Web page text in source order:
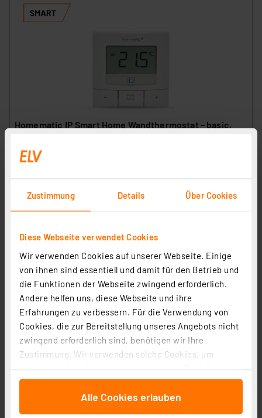
Zustimmung Details Über Cookies
Diese Webseite verwendet Cookies
Wir verwenden Cookies auf unserer Webseite. Einige
von ihnen sind essentiell und damit für den Betrieb und
die Funktionen der Webseite zwingend erforderlich.
Andere helfen uns, diese Webseite und ihre
Erfahrungen zu verbessern. Für die Verwendung von
Cookies, die zur Bereitstellung unseres Angebots nicht
zwingend erforderlich sind, benötigen wir Ihre
Zustimmung. Wir verwenden solche Cookies, um
für soziale Medien anbieten zu können und die Zugriffe
auf unsere Website zu analysieren. Außerdem geben
wir Informationen zu Ihrer Verwendung unserer Website
Alle Cookies erlauben
Homematic IP Smart Home Wandthermostat – basic,
Artikel-Nr. 154666
49,95 €